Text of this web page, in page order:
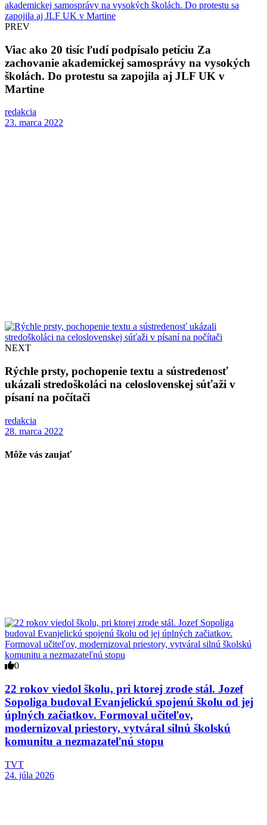
PREV
Viac ako 20 tisíc ľudí podpísalo petíciu Za
zachovanie akademickej samosprávy na vysokých
školách. Do protestu sa zapojila aj JLF UK v
Martine
redakcia
23. marca 2022
NEXT
Rýchle prsty, pochopenie textu a sústredenosť
ukázali stredoškoláci na celoslovenskej súťaži v
písaní na počítači
redakcia
28. marca 2022
Môže vás zaujať
0
22 rokov viedol školu, pri ktorej zrode stál. Jozef
Sopoliga budoval Evanjelickú spojenú školu od jej
úplných začiatkov. Formoval učiteľov,
modernizoval priestory, vytváral silnú školskú
komunitu a nezmazateľnú stopu
TVT
24. júla 2026